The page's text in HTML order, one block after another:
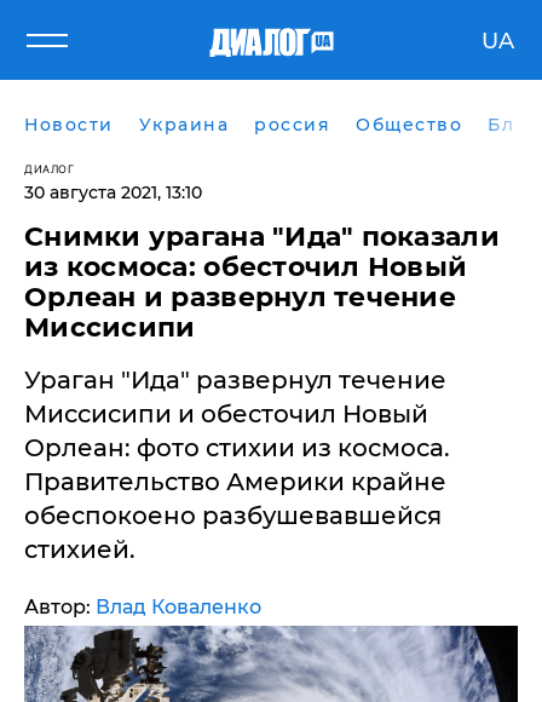
UA
Новости Украина россия Общество
ДИАЛОГ
30 августа 2021, 13:10
Снимки урагана "Ида" показали
из космоса: обесточил Новый
Орлеан и развернул течение
Миссисипи
Ураган "Ида" развернул течение
Миссисипи и обесточил Новый
Орлеан: фото стихии из космоса.
Правительство Америки крайне
обеспокоено разбушевавшейся
стихией.
Автор: Влад Коваленко